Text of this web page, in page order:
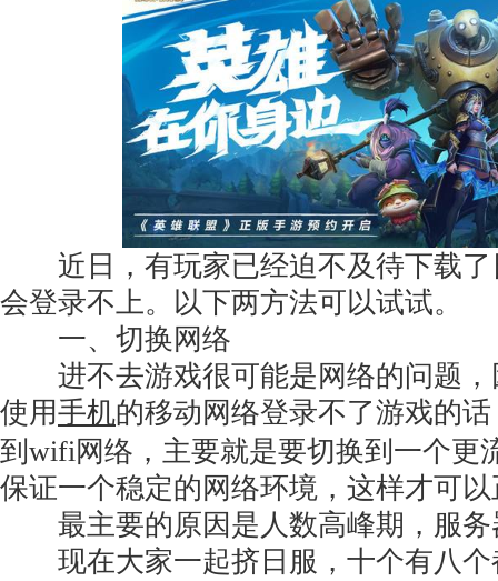
近日，有玩家已经迫不及待下载了
会登录不上。以下两方法可以试试。
一、切换网络
进不去游戏很可能是网络的问题，
使用手机的移动网络登录不了游戏的
到wifi网络，主要就是要切换到一个更
保证一个稳定的网络环境，这样才可
最主要的原因是人数高峰期，服务
现在大家一起挤日服，十个有八个